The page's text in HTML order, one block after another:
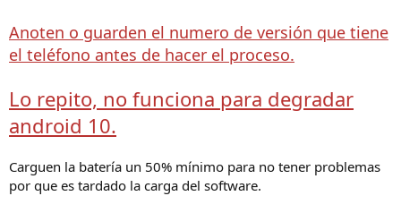
Anoten o guarden el numero de versión que tiene
el teléfono antes de hacer el proceso.
Lo repito, no funciona para degradar
android 10.
Carguen la batería un 50% mínimo para no tener problemas
por que es tardado la carga del software.